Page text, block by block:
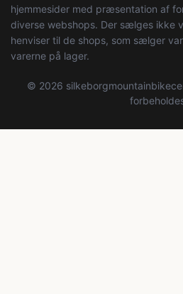
hjemmesider med præsentation af
diverse webshops. Der sælges ikke
henviser til de shops, som sælger
varerne på lager.
© 2026